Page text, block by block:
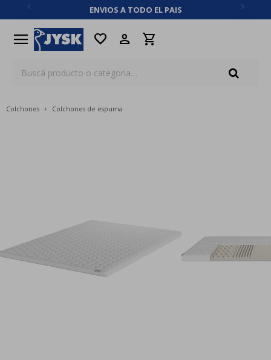
ENVIOS A TODO EL PAIS
menu favorite
Colchones Colchones de espuma
close